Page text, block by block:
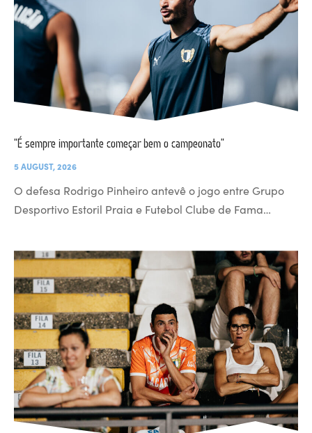
“É sempre importante começar bem o campeonato”
5 AUGUST, 2026
O defesa Rodrigo Pinheiro antevê o jogo entre Grupo
Desportivo Estoril Praia e Futebol Clube de Fama…